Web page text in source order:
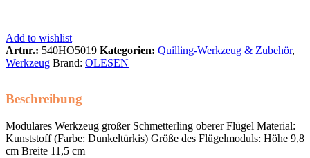
Add to wishlist
Artnr.: 540HO5019 Kategorien: Quilling-Werkzeug & Zubehör,
Werkzeug Brand: OLESEN
Beschreibung
Modulares Werkzeug großer Schmetterling oberer Flügel Material:
Kunststoff (Farbe: Dunkeltürkis) Größe des Flügelmoduls: Höhe 9,8
cm Breite 11,5 cm